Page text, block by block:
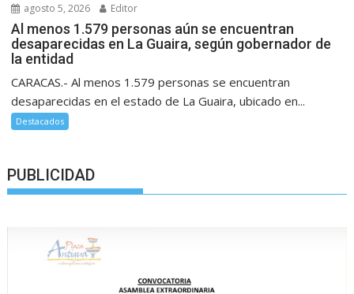
agosto 5, 2026 Editor
Al menos 1.579 personas aún se encuentran
desaparecidas en La Guaira, según gobernador de
la entidad
CARACAS.- Al menos 1.579 personas se encuentran
desaparecidas en el estado de La Guaira, ubicado en...
Destacados
PUBLICIDAD